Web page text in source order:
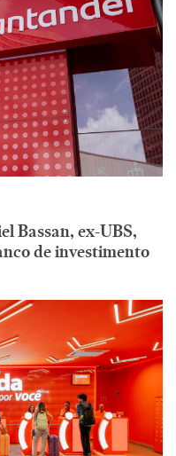
Bassan, ex-UBS,
de investimento